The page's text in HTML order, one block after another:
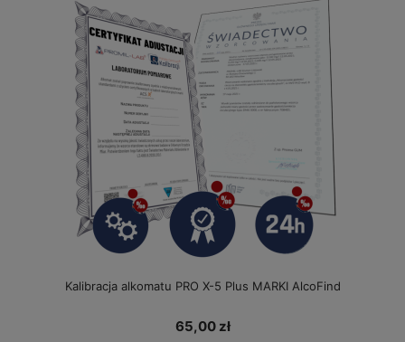
Kalibracja alkomatu PRO X-5 Plus MARKI AlcoFind
65,00 zł